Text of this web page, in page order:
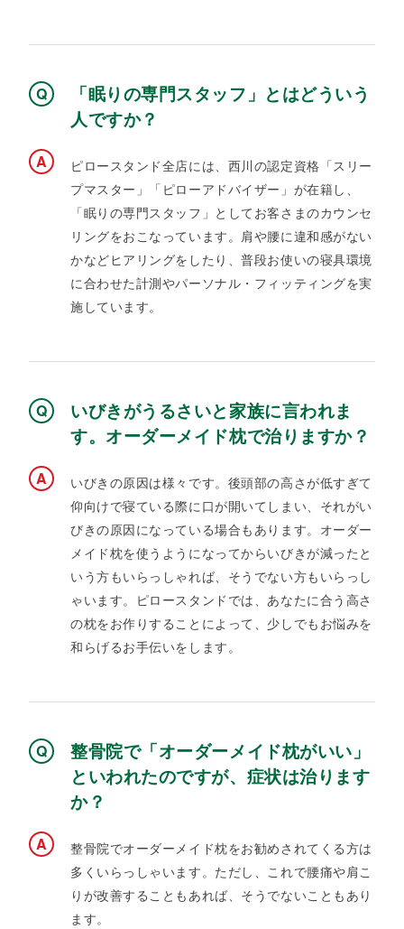
「眠りの専門スタッフ」とはどういう
人ですか？
ピロースタンド全店には、西川の認定資格「スリー
プマスター」「ピローアドバイザー」が在籍し、
「眠りの専門スタッフ」としてお客さまのカウンセ
リングをおこなっています。肩や腰に違和感がない
かなどヒアリングをしたり、普段お使いの寝具環境
に合わせた計測やパーソナル・フィッティングを実
施しています。
いびきがうるさいと家族に言われま
す。オーダーメイド枕で治りますか？
いびきの原因は様々です。後頭部の高さが低すぎて
仰向けで寝ている際に口が開いてしまい、それがい
びきの原因になっている場合もあります。オーダー
メイド枕を使うようになってからいびきが減ったと
いう方もいらっしゃれば、そうでない方もいらっし
ゃいます。ピロースタンドでは、あなたに合う高さ
の枕をお作りすることによって、少しでもお悩みを
和らげるお手伝いをします。
整骨院で「オーダーメイド枕がいい」
といわれたのですが、症状は治ります
か？
整骨院でオーダーメイド枕をお勧めされてくる方は
多くいらっしゃいます。ただし、これで腰痛や肩こ
りが改善することもあれば、そうでないこともあり
ます。​